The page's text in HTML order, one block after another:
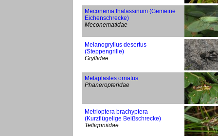
Meconema thalassinum (Gemeine
Eichenschrecke)
Meconematidae
Melanogryllus desertus
(Steppengrille)
Gryllidae
Metaplastes ornatus
Phaneropteridae
Metrioptera brachyptera
(Kurzflügelige Beißschrecke)
Tettigoniidae